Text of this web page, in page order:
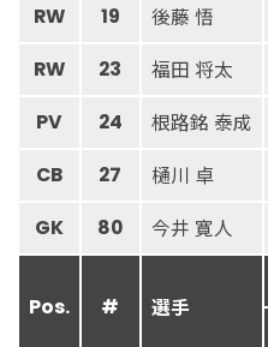
RW 19 後藤 悟
RW 23 福田 将太
PV 24 根路銘 泰成
CB 27 樋川 卓
GK 80 今井 寛人
Pos. # 選手